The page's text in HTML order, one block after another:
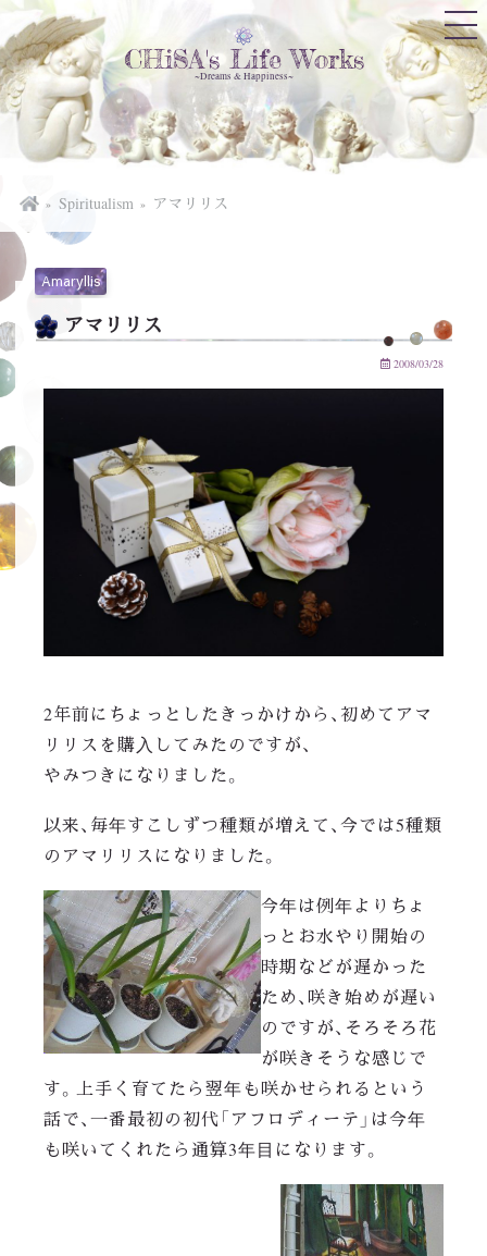
CHiSA's Life Works
~Dreams & Happiness~
Spiritualism アマリリス
Amaryllis
アマリリス
2008/03/28
2年前にちょっとしたきっかけから、初めてアマ
リリスを購入してみたのですが、
やみつきになりました。
以来、毎年すこしずつ種類が増えて、今では5種類
のアマリリスになりました。
今年は例年よりちょ
っとお水やり開始の
時期などが遅かった
ため、咲き始めが遅い
のですが、そろそろ花
が咲きそうな感じで
す。上手く育てたら翌年も咲かせられるという
話で、一番最初の初代「アフロディーテ」は今年
も咲いてくれたら通算3年目になります。